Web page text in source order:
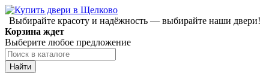
Выбирайте красоту и надёжность — выбирайте наши двери!
Корзина ждет
Выберите любое предложение
Найти